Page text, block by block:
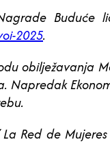
Buduće
2025.
obilježavanja
Red de